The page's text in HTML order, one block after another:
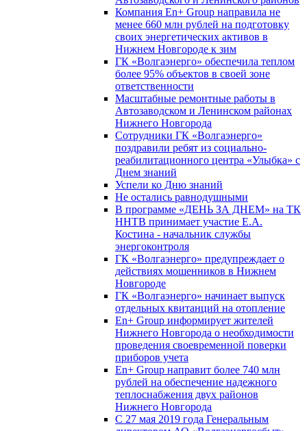
Компания En+ Group направила не
менее 660 млн рублей на подготовку
своих энергетических активов в
Нижнем Новгороде к зим
ГК «Волгаэнерго» обеспечила теплом
более 95% объектов в своей зоне
ответственности
Масштабные ремонтные работы в
Автозаводском и Ленинском районах
Нижнего Новгорода
Сотрудники ГК «Волгаэнерго»
поздравили ребят из социально-
реабилитационного центра «Улыбка» с
Днем знаний
Успели ко Дню знаний
Не остались равнодушными
В программе «ДЕНЬ ЗА ДНЕМ» на ТК
ННТВ принимает участие Е.А.
Костина - начальник службы
энергоконтроля
ГК «Волгаэнерго» предупреждает о
действиях мошенников в Нижнем
Новгороде
ГК «Волгаэнерго» начинает выпуск
отдельных квитанций на отопление
En+ Group информирует жителей
Нижнего Новгорода о необходимости
проведения своевременной поверки
приборов учета
En+ Group направит более 740 млн
рублей на обеспечение надежного
теплоснабжения двух районов
Нижнего Новгорода
С 27 мая 2019 года Генеральным